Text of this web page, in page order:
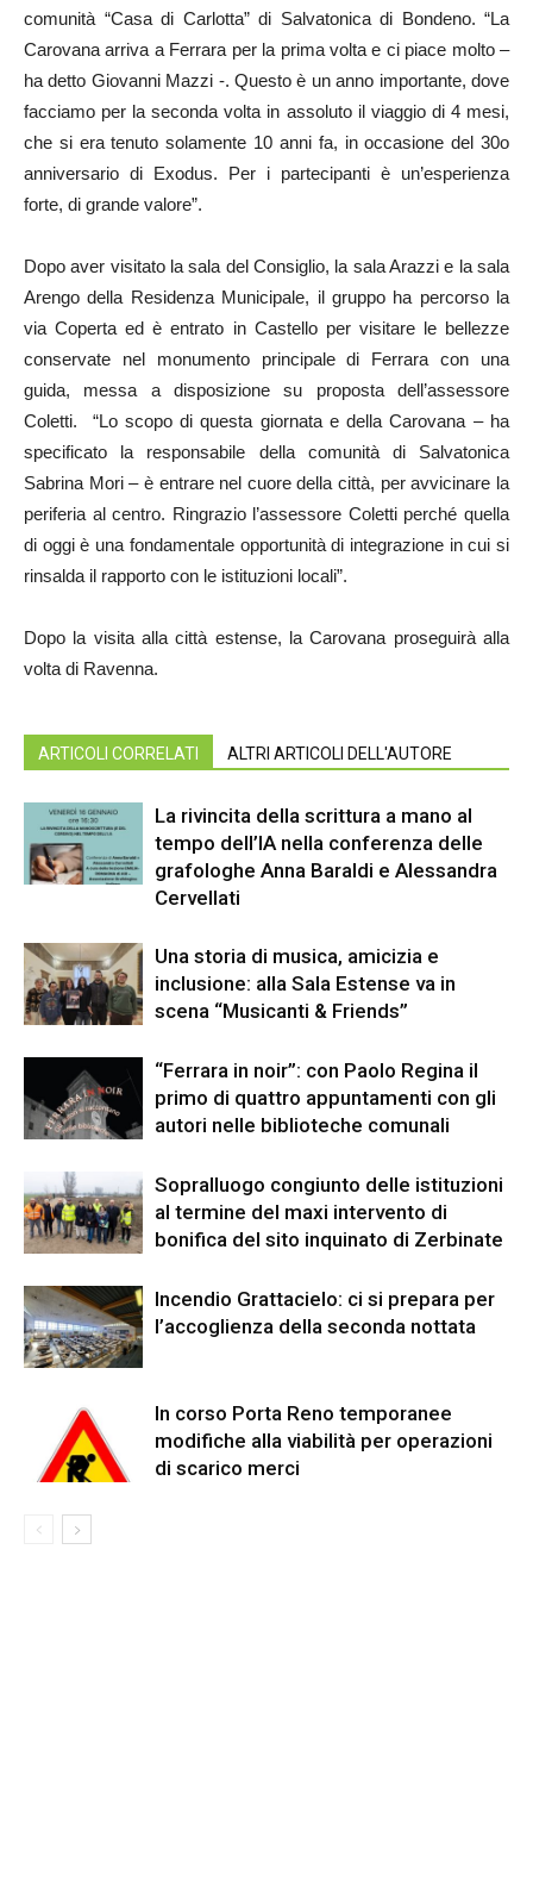
comunità “Casa di Carlotta” di Salvatonica di Bondeno. “La
Carovana arriva a Ferrara per la prima volta e ci piace molto –
ha detto Giovanni Mazzi -. Questo è un anno importante, dove
facciamo per la seconda volta in assoluto il viaggio di 4 mesi,
che si era tenuto solamente 10 anni fa, in occasione del 30o
anniversario di Exodus. Per i partecipanti è un’esperienza
forte, di grande valore”.
Dopo aver visitato la sala del Consiglio, la sala Arazzi e la sala
Arengo della Residenza Municipale, il gruppo ha percorso la
via Coperta ed è entrato in Castello per visitare le bellezze
conservate nel monumento principale di Ferrara con una
guida, messa a disposizione su proposta dell’assessore
Coletti. “Lo scopo di questa giornata e della Carovana – ha
specificato la responsabile della comunità di Salvatonica
Sabrina Mori – è entrare nel cuore della città, per avvicinare la
periferia al centro. Ringrazio l’assessore Coletti perché quella
di oggi è una fondamentale opportunità di integrazione in cui si
rinsalda il rapporto con le istituzioni locali”.
Dopo la visita alla città estense, la Carovana proseguirà alla
volta di Ravenna.
ARTICOLI CORRELATI ALTRI ARTICOLI DELL'AUTORE
La rivincita della scrittura a mano al
tempo dell’IA nella conferenza delle
grafologhe Anna Baraldi e Alessandra
Cervellati
Una storia di musica, amicizia e
inclusione: alla Sala Estense va in
scena “Musicanti & Friends”
“Ferrara in noir”: con Paolo Regina il
primo di quattro appuntamenti con gli
autori nelle biblioteche comunali
Sopralluogo congiunto delle istituzioni
al termine del maxi intervento di
bonifica del sito inquinato di Zerbinate
Incendio Grattacielo: ci si prepara per
l’accoglienza della seconda nottata
In corso Porta Reno temporanee
modifiche alla viabilità per operazioni
di scarico merci